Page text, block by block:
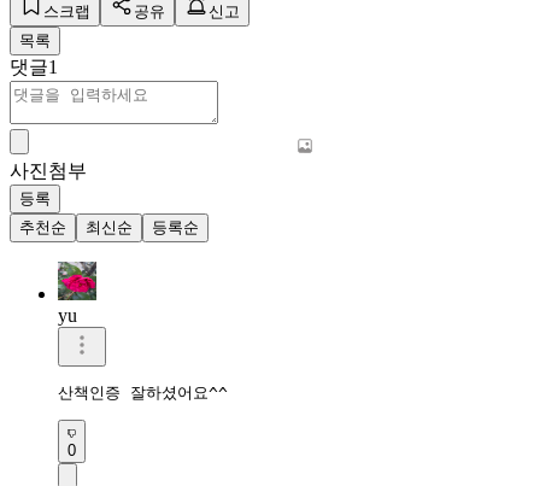
스크랩 공유
신고
목록
댓글1
사진첨부
등록
추천순
최신순 등록순
yu
산책인증 잘하셨어요^^
0